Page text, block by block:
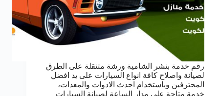
رقم خدمة بنشر الشامية ورشة متنقلة على الطرق
لصيانة واصلاح كافة انواع السيارات على يد افضل
المحترفين وباستخدام احدث الادوات والمعدات،
خدمة متاحة على مدار الساعة لصيانة السيارات